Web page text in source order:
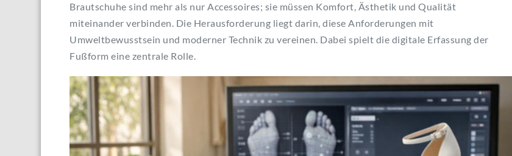
Brautschuhe sind mehr als nur Accessoires; sie müssen Komfort, Ästhetik und Qualität
miteinander verbinden. Die Herausforderung liegt darin, diese Anforderungen mit
Umweltbewusstsein und moderner Technik zu vereinen. Dabei spielt die digitale Erfassung der
Fußform eine zentrale Rolle.